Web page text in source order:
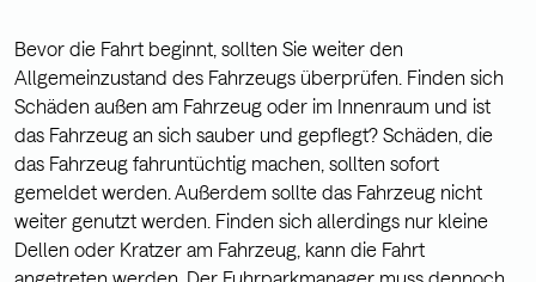
Bevor die Fahrt beginnt, sollten Sie weiter den
Allgemeinzustand des Fahrzeugs überprüfen. Finden sich
Schäden außen am Fahrzeug oder im Innenraum und ist
das Fahrzeug an sich sauber und gepflegt? Schäden, die
das Fahrzeug fahruntüchtig machen, sollten sofort
gemeldet werden. Außerdem sollte das Fahrzeug nicht
weiter genutzt werden. Finden sich allerdings nur kleine
Dellen oder Kratzer am Fahrzeug, kann die Fahrt